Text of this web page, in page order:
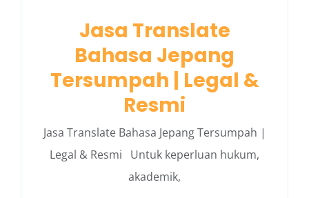
Jasa Translate
Bahasa Jepang
Tersumpah | Legal &
Resmi
Jasa Translate Bahasa Jepang Tersumpah |
Legal & Resmi Untuk keperluan hukum,
akademik,